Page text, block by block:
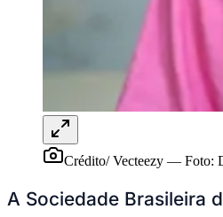
Atletismo
NBB
Competições de Futebol
Brasileirão Série A
Paulistão
Crédito/ Vecteezy — Foto:
A Sociedade Brasileira